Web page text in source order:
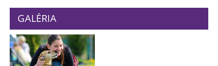
GALÉRIA